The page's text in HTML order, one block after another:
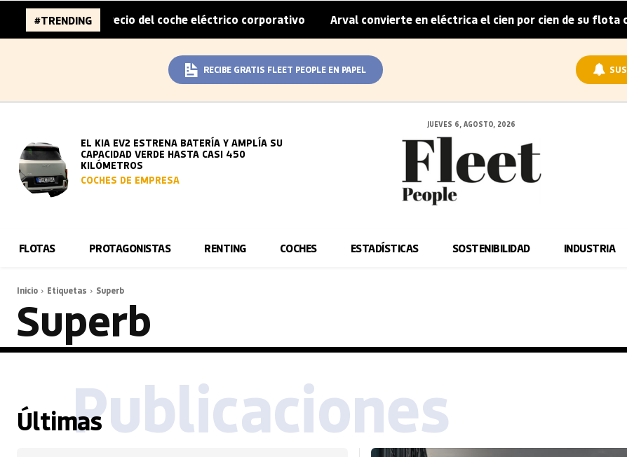
#TRENDING
del sobreprecio del coche eléctrico corporativo | Arval convierte en eléctrica el cien por cien de su flota
RECIBE GRATIS FLEET PEOPLE EN PAPEL
EL KIA EV2 ESTRENA BATERÍA Y AMPLÍA SU
CAPACIDAD VERDE HASTA CASI 450
KILÓMETROS
COCHES DE EMPRESA
JUEVES 6, AGOSTO, 2026
FLOTAS PROTAGONISTAS RENTING COCHES ESTADÍSTICAS SOSTENIBILIDAD INDUSTRIA
Inicio Etiquetas Superb
Superb
ÚltimasPublicaciones